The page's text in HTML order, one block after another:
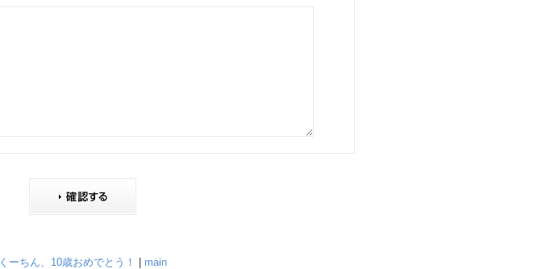
くーちん、10歳おめでとう！ main